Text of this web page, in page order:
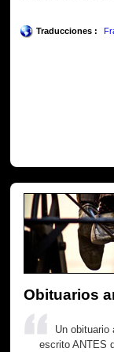
Traducciones :
Obituarios
Un obituario
escrito ANTES